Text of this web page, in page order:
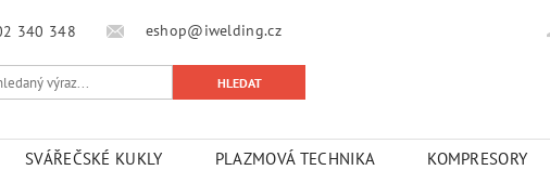
340 348‎‎ eshop@iwelding.cz
SVÁŘEČSKÉ KUKLY PLAZMOVÁ TECHNIKA KOMPRESORY